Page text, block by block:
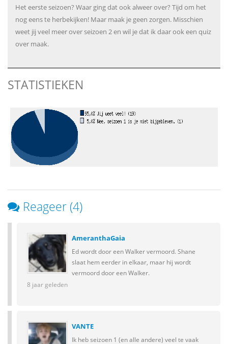
Het eerste seizoen? Waar ging dat ook alweer over? Tijd om het
nog eens te herbekijken! Maar maak je geen zorgen. Misschien
weet jij veel meer over seizoen 2 en wil je dat ik daar ook een quiz
over maak.
STATISTIEKEN
Reageer (4)
AmeranthaGaia
Ed wordt door een Walker vermoord. Shane
slaat hem eerder in elkaar, maar hij wordt
vermoord door een Walker.
8 jaar geleden
VANTE
Ik heb seizoen 1 (en alle andere) veel te vaak